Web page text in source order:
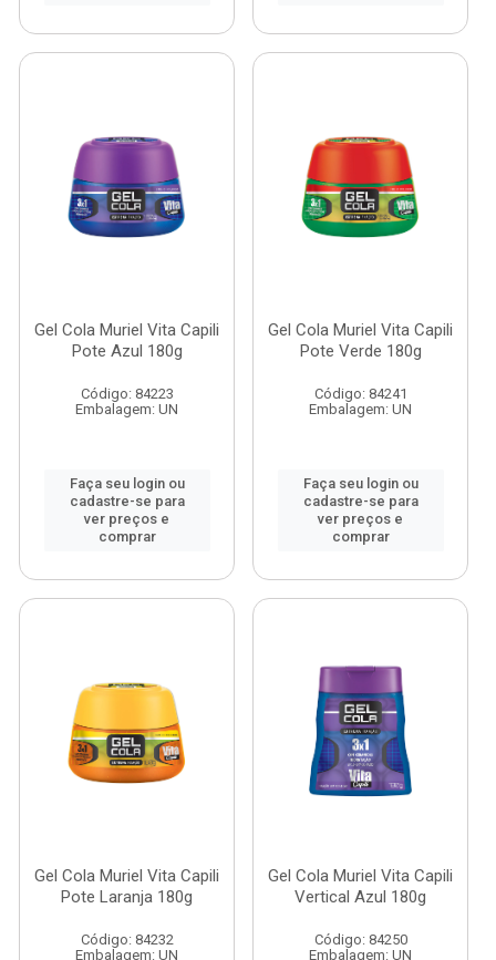
Gel Cola Muriel Vita Capili
Pote Azul 180g
Código: 84223
Embalagem: UN
Faça seu login ou
cadastre-se para
ver preços e
comprar
Gel Cola Muriel Vita Capili
Pote Verde 180g
Código: 84241
Embalagem: UN
Faça seu login ou
cadastre-se para
ver preços e
comprar
Gel Cola Muriel Vita Capili
Pote Laranja 180g
Código: 84232
Embalagem: UN
Gel Cola Muriel Vita Capili
Vertical Azul 180g
Código: 84250
Embalagem: UN